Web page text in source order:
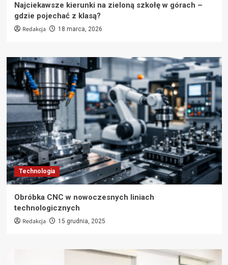
Najciekawsze kierunki na zieloną szkołę w górach –
gdzie pojechać z klasą?
Redakcja 18 marca, 2026
Technologia
Obróbka CNC w nowoczesnych liniach
technologicznych
Redakcja 15 grudnia, 2025